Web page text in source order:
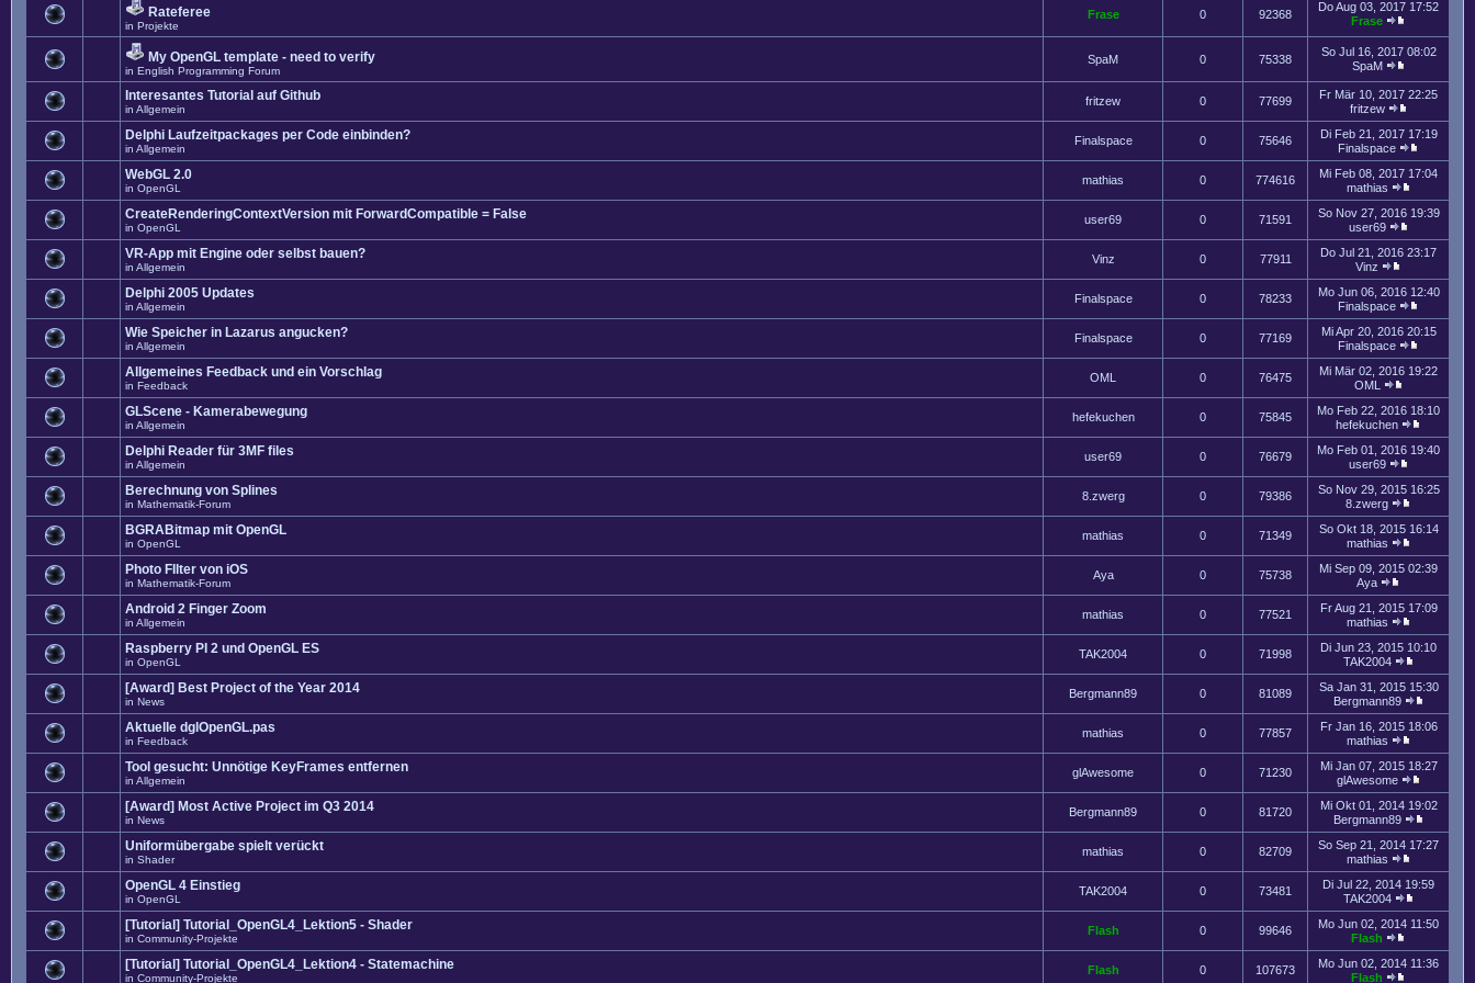
Rateferee
in Projekte
Frase 0 92368
Do Aug 03, 2017 17:52
Frase
My OpenGL template - need to verify
in English Programming Forum
SpaM 0 75338
So Jul 16, 2017 08:02
SpaM
Interesantes Tutorial auf Github
in Allgemein
fritzew 0 77699
Fr Mär 10, 2017 22:25
fritzew
Delphi Laufzeitpackages per Code einbinden?
in Allgemein
Finalspace 0 75646
Di Feb 21, 2017 17:19
Finalspace
WebGL 2.0
in OpenGL
mathias 0 774616
Mi Feb 08, 2017 17:04
mathias
CreateRenderingContextVersion mit ForwardCompatible = False
in OpenGL
user69 0 71591
So Nov 27, 2016 19:39
user69
VR-App mit Engine oder selbst bauen?
in Allgemein
Vinz 0 77911
Do Jul 21, 2016 23:17
Vinz
Delphi 2005 Updates
in Allgemein
Finalspace 0 78233
Mo Jun 06, 2016 12:40
Finalspace
Wie Speicher in Lazarus angucken?
in Allgemein
Finalspace 0 77169
Mi Apr 20, 2016 20:15
Finalspace
Allgemeines Feedback und ein Vorschlag
in Feedback
OML 0 76475
Mi Mär 02, 2016 19:22
OML
GLScene - Kamerabewegung
in Allgemein
hefekuchen 0 75845
Mo Feb 22, 2016 18:10
hefekuchen
Delphi Reader für 3MF files
in Allgemein
user69 0 76679
Mo Feb 01, 2016 19:40
user69
Berechnung von Splines
in Mathematik-Forum
8.zwerg 0 79386
So Nov 29, 2015 16:25
8.zwerg
BGRABitmap mit OpenGL
in OpenGL
mathias 0 71349
So Okt 18, 2015 16:14
mathias
Photo FIlter von iOS
in Mathematik-Forum
Aya 0 75738
Mi Sep 09, 2015 02:39
Aya
Android 2 Finger Zoom
in Allgemein
mathias 0 77521
Fr Aug 21, 2015 17:09
mathias
Raspberry PI 2 und OpenGL ES
in OpenGL
TAK2004 0 71998
Di Jun 23, 2015 10:10
TAK2004
[Award] Best Project of the Year 2014
in News
Bergmann89 0 81089
Sa Jan 31, 2015 15:30
Bergmann89
Aktuelle dglOpenGL.pas
in Feedback
mathias 0 77857
Fr Jan 16, 2015 18:06
mathias
Tool gesucht: Unnötige KeyFrames entfernen
in Allgemein
glAwesome 0 71230
Mi Jan 07, 2015 18:27
glAwesome
[Award] Most Active Project im Q3 2014
in News
Bergmann89 0 81720
Mi Okt 01, 2014 19:02
Bergmann89
Uniformübergabe spielt verückt
in Shader
mathias 0 82709
So Sep 21, 2014 17:27
mathias
OpenGL 4 Einstieg
in OpenGL
TAK2004 0 73481
Di Jul 22, 2014 19:59
TAK2004
[Tutorial] Tutorial_OpenGL4_Lektion5 - Shader
in Community-Projekte
Flash 0 99646
Mo Jun 02, 2014 11:50
Flash
[Tutorial] Tutorial_OpenGL4_Lektion4 - Statemachine
in Community-Projekte
Flash 0 107673
Mo Jun 02, 2014 11:36
Flash